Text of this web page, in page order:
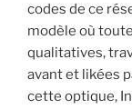
codes de ce
modèle où
qualitatives,
avant et likées
cette optique,